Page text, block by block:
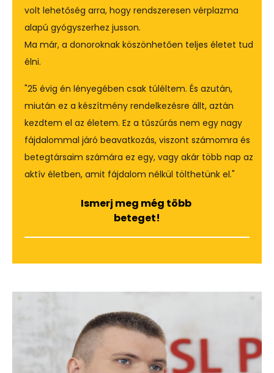
volt lehetőség arra, hogy rendszeresen vérplazma
alapú gyógyszerhez jusson.
Ma már, a donoroknak köszönhetően teljes életet tud
élni.
"25 évig én lényegében csak túléltem. És azután,
miután ez a készítmény rendelkezésre állt, aztán
kezdtem el az életem. Ez a tűszúrás nem egy nagy
fájdalommal járó beavatkozás, viszont számomra és
betegtársaim számára ez egy, vagy akár több nap az
aktív életben, amit fájdalom nélkül tölthetünk el."
Ismerj meg még több
beteget!